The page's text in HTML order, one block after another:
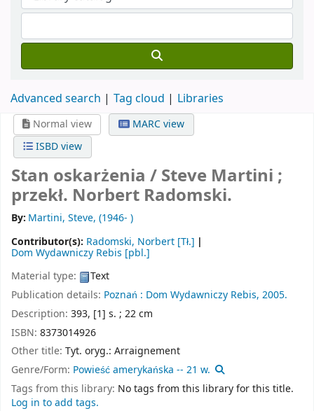
Advanced search Tag cloud Libraries
Normal view
MARC view
ISBD view
Stan oskarżenia /Steve Martini ;
przekł. Norbert Radomski.
By: Martini, Steve, (1946- )
Contributor(s): Radomski, Norbert [Tł.]
Dom Wydawniczy Rebis [pbl.]
Material type:
Text
Publication details: Poznań : Dom Wydawniczy Rebis, 2005.
Description: 393, [1] s. ; 22 cm
ISBN: 8373014926
Other title: Tyt. oryg.: Arraignement
Genre/Form: Powieść amerykańska -- 21 w.
Tags from this library: No tags from this library for this title.
Log in to add tags.